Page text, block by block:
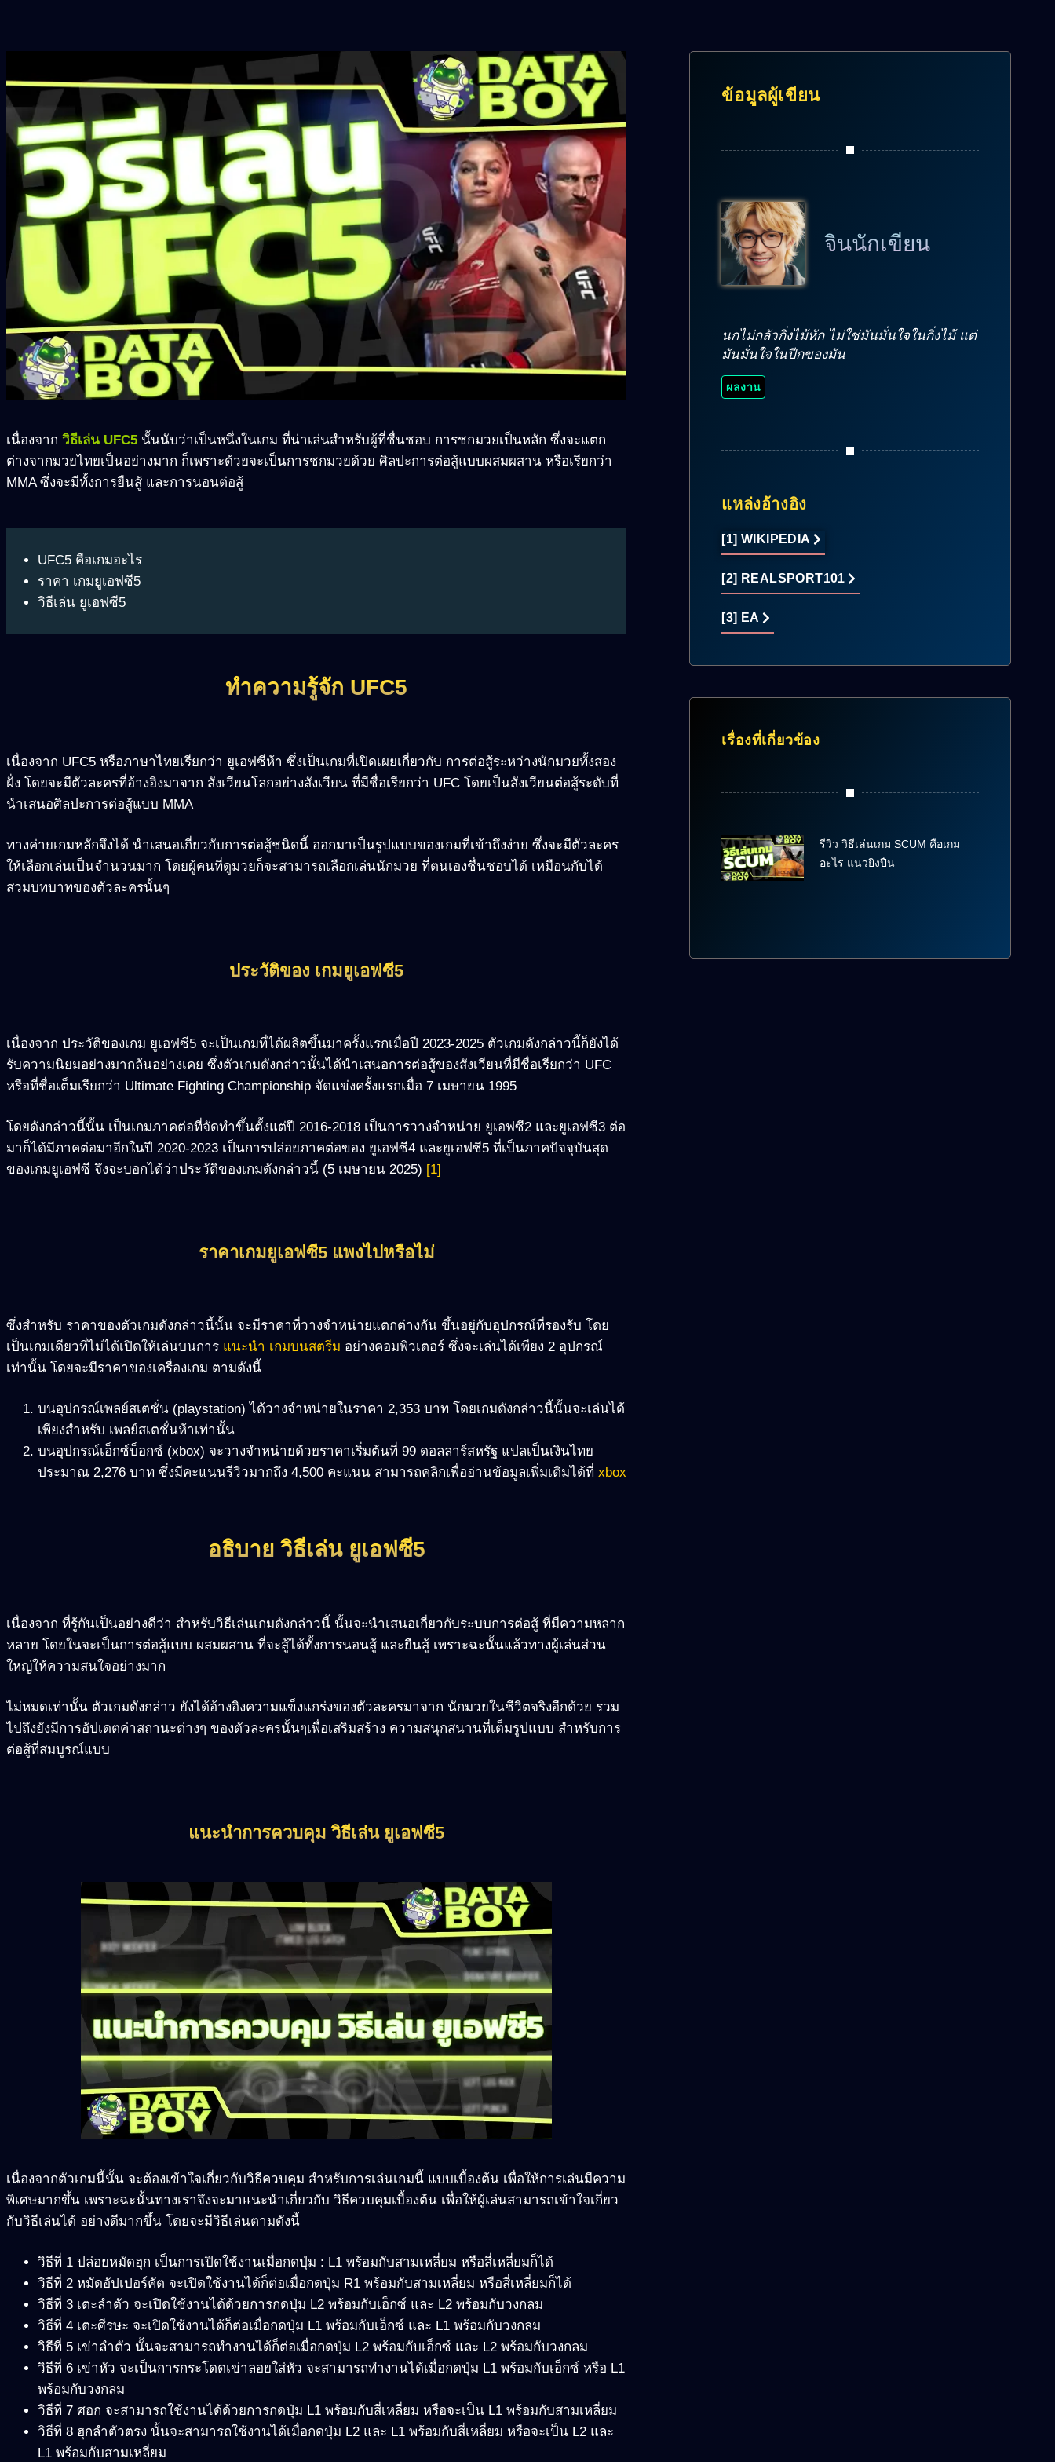
เนื่องจาก วิธีเล่น UFC5 นั้นนับว่าเป็นหนึ่งในเกม ที่น่าเล่นสำหรับผู้ที่ชื่นชอบ การชกมวยเป็นหลัก ซึ่งจะแตก
ต่างจากมวยไทยเป็นอย่างมาก ก็เพราะด้วยจะเป็นการชกมวยด้วย ศิลปะการต่อสู้แบบผสมผสาน หรือเรียกว่า
MMA ซึ่งจะมีทั้งการยืนสู้ และการนอนต่อสู้
UFC5 คือเกมอะไร
ราคา เกมยูเอฟซี5
วิธีเล่น ยูเอฟซี5
ทำความรู้จัก UFC5
เนื่องจาก UFC5 หรือภาษาไทยเรียกว่า ยูเอฟซีห้า ซึ่งเป็นเกมที่เปิดเผยเกี่ยวกับ การต่อสู้ระหว่างนักมวยทั้งสอง
ฝั่ง โดยจะมีตัวละครที่อ้างอิงมาจาก สังเวียนโลกอย่างสังเวียน ที่มีชื่อเรียกว่า UFC โดยเป็นสังเวียนต่อสู้ระดับที่
นำเสนอศิลปะการต่อสู้แบบ MMA
ทางค่ายเกมหลักจึงได้ นำเสนอเกี่ยวกับการต่อสู้ชนิดนี้ ออกมาเป็นรูปแบบของเกมที่เข้าถึงง่าย ซึ่งจะมีตัวละคร
ให้เลือกเล่นเป็นจำนวนมาก โดยผู้คนที่ดูมวยก็จะสามารถเลือกเล่นนักมวย ที่ตนเองชื่นชอบได้ เหมือนกับได้
สวมบทบาทของตัวละครนั้นๆ
ประวัติของ เกมยูเอฟซี5
เนื่องจาก ประวัติของเกม ยูเอฟซี5 จะเป็นเกมที่ได้ผลิตขึ้นมาครั้งแรกเมื่อปี 2023-2025 ตัวเกมดังกล่าวนี้ก็ยังได้
รับความนิยมอย่างมากล้นอย่างเคย ซึ่งตัวเกมดังกล่าวนั้นได้นำเสนอการต่อสู้ของสังเวียนที่มีชื่อเรียกว่า UFC
หรือที่ชื่อเต็มเรียกว่า Ultimate Fighting Championship จัดแข่งครั้งแรกเมื่อ 7 เมษายน 1995
โดยดังกล่าวนี้นั้น เป็นเกมภาคต่อที่จัดทำขึ้นตั้งแต่ปี 2016-2018 เป็นการวางจำหน่าย ยูเอฟซี2 และยูเอฟซี3 ต่อ
มาก็ได้มีภาคต่อมาอีกในปี 2020-2023 เป็นการปล่อยภาคต่อของ ยูเอฟซี4 และยูเอฟซี5 ที่เป็นภาคปัจจุบันสุด
ของเกมยูเอฟซี จึงจะบอกได้ว่าประวัติของเกมดังกล่าวนี้ (5 เมษายน 2025) [1]
ราคาเกมยูเอฟซี5 แพงไปหรือไม่
ซึ่งสำหรับ ราคาของตัวเกมดังกล่าวนี้นั้น จะมีราคาที่วางจำหน่ายแตกต่างกัน ขึ้นอยู่กับอุปกรณ์ที่รองรับ โดย
เป็นเกมเดียวที่ไม่ได้เปิดให้เล่นบนการ แนะนำ เกมบนสตรีม อย่างคอมพิวเตอร์ ซึ่งจะเล่นได้เพียง 2 อุปกรณ์
เท่านั้น โดยจะมีราคาของเครื่องเกม ตามดังนี้
บนอุปกรณ์เพลย์สเตชั่น (playstation) ได้วางจำหน่ายในราคา 2,353 บาท โดยเกมดังกล่าวนี้นั้นจะเล่นได้
เพียงสำหรับ เพลย์สเตชั่นห้าเท่านั้น
บนอุปกรณ์เอ็กซ์บ็อกซ์ (xbox) จะวางจำหน่ายด้วยราคาเริ่มต้นที่ 99 ดอลลาร์สหรัฐ แปลเป็นเงินไทย
ประมาณ 2,276 บาท ซึ่งมีคะแนนรีวิวมากถึง 4,500 คะแนน สามารถคลิกเพื่ออ่านข้อมูลเพิ่มเติมได้ที่ xbox
อธิบาย วิธีเล่น ยูเอฟซี5
เนื่องจาก ที่รู้กันเป็นอย่างดีว่า สำหรับวิธีเล่นเกมดังกล่าวนี้ นั้นจะนำเสนอเกี่ยวกับระบบการต่อสู้ ที่มีความหลาก
หลาย โดยในจะเป็นการต่อสู้แบบ ผสมผสาน ที่จะสู้ได้ทั้งการนอนสู้ และยืนสู้ เพราะฉะนั้นแล้วทางผู้เล่นส่วน
ใหญ่ให้ความสนใจอย่างมาก
ไม่หมดเท่านั้น ตัวเกมดังกล่าว ยังได้อ้างอิงความแข็งแกร่งของตัวละครมาจาก นักมวยในชีวิตจริงอีกด้วย รวม
ไปถึงยังมีการอัปเดตค่าสถานะต่างๆ ของตัวละครนั้นๆเพื่อเสริมสร้าง ความสนุกสนานที่เต็มรูปแบบ สำหรับการ
ต่อสู้ที่สมบูรณ์แบบ
แนะนำการควบคุม วิธีเล่น ยูเอฟซี5
เนื่องจากตัวเกมนี้นั้น จะต้องเข้าใจเกี่ยวกับวิธีควบคุม สำหรับการเล่นเกมนี้ แบบเบื้องต้น เพื่อให้การเล่นมีความ
พิเศษมากขึ้น เพราะฉะนั้นทางเราจึงจะมาแนะนำเกี่ยวกับ วิธีควบคุมเบื้องต้น เพื่อให้ผู้เล่นสามารถเข้าใจเกี่ยว
กับวิธีเล่นได้ อย่างดีมากขึ้น โดยจะมีวิธีเล่นตามดังนี้
วิธีที่ 1 ปล่อยหมัดฮุก เป็นการเปิดใช้งานเมื่อกดปุ่ม : L1 พร้อมกับสามเหลี่ยม หรือสี่เหลี่ยมก็ได้
วิธีที่ 2 หมัดอัปเปอร์คัต จะเปิดใช้งานได้ก็ต่อเมื่อกดปุ่ม R1 พร้อมกับสามเหลี่ยม หรือสี่เหลี่ยมก็ได้
วิธีที่ 3 เตะลำตัว จะเปิดใช้งานได้ด้วยการกดปุ่ม L2 พร้อมกับเอ็กซ์ และ L2 พร้อมกับวงกลม
วิธีที่ 4 เตะศีรษะ จะเปิดใช้งานได้ก็ต่อเมื่อกดปุ่ม L1 พร้อมกับเอ็กซ์ และ L1 พร้อมกับวงกลม
วิธีที่ 5 เข่าลำตัว นั้นจะสามารถทำงานได้ก็ต่อเมื่อกดปุ่ม L2 พร้อมกับเอ็กซ์ และ L2 พร้อมกับวงกลม
วิธีที่ 6 เข่าหัว จะเป็นการกระโดดเข่าลอยใส่หัว จะสามารถทำงานได้เมื่อกดปุ่ม L1 พร้อมกับเอ็กซ์ หรือ L1
พร้อมกับวงกลม
วิธีที่ 7 ศอก จะสามารถใช้งานได้ด้วยการกดปุ่ม L1 พร้อมกับสี่เหลี่ยม หรือจะเป็น L1 พร้อมกับสามเหลี่ยม
วิธีที่ 8 ฮุกลำตัวตรง นั้นจะสามารถใช้งานได้เมื่อกดปุ่ม L2 และ L1 พร้อมกับสี่เหลี่ยม หรือจะเป็น L2 และ
L1 พร้อมกับสามเหลี่ยม
ข้อมูลผู้เขียน
จินนักเขียน
นกไม่กลัวกิ่งไม้หัก ไม่ใช่มันมั่นใจในกิ่งไม้ แต่
มันมั่นใจในปีกของมัน
ผลงาน
แหล่งอ้างอิง
[1] WIKIPEDIA
[2] REALSPORT101
[3] EA
เรื่องที่เกี่ยวข้อง
รีวิว วิธีเล่นเกม SCUM คือเกม
อะไร แนวยิงปืน